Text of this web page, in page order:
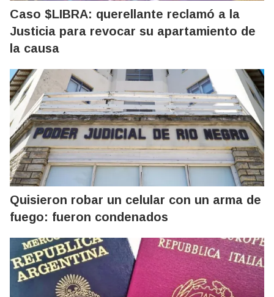
Caso $LIBRA: querellante reclamó a la
Justicia para revocar su apartamiento de
la causa
Quisieron robar un celular con un arma de
fuego: fueron condenados